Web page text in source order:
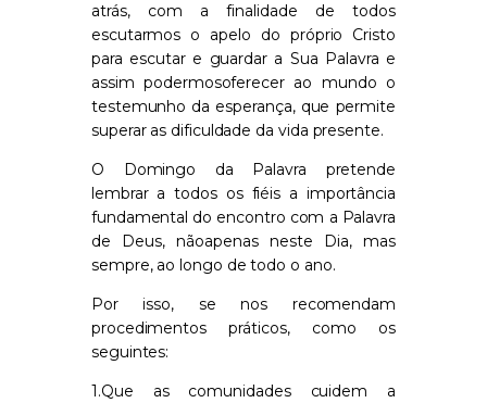
atrás,com a finalidade de todos
escutarmos o apel o do próprio Cristo
para escutar e guardar a Sua Palavra e
assim podermosoferecer ao mundo o
testemunho da esperança, que permite
superar as dificuldade da vida presente.
O
Domingo da Palavra pretende
lembrar a todos os fiéis a importância
fundamental do encontro com a Palavra
de Deus, nãoapenas neste Dia, mas
sempre, ao longo de todo o ano.
Por
isso, se nos recomendam
procedimentos práticos,como os
seguintes:
1.Que as comunidades cuidem a